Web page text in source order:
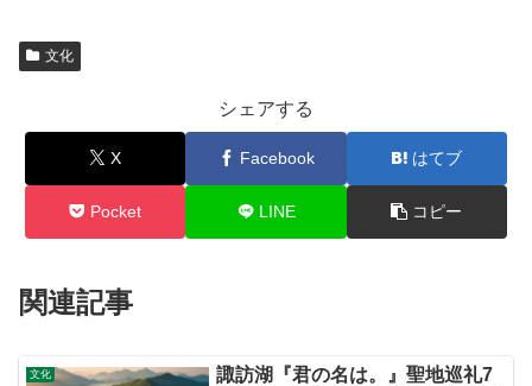
文化
シェアする
X Facebook はてブ
Pocket LINE コピー
関連記事
文化
諏訪湖『君の名は。』聖地巡礼7